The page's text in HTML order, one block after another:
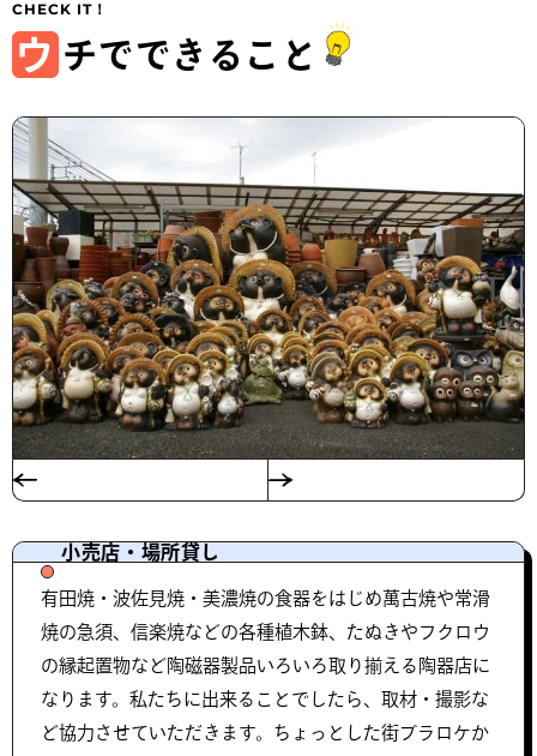
ウ チでできること
小売店・場所貸し
有田焼・波佐見焼・美濃焼の食器をはじめ萬古焼や常滑
焼の急須、信楽焼などの各種植木鉢、たぬきやフクロウ
の縁起置物など陶磁器製品いろいろ取り揃える陶器店に
なります。私たちに出来ることでしたら、取材・撮影な
ど協力させていただきます。ちょっとした街ブラロケか